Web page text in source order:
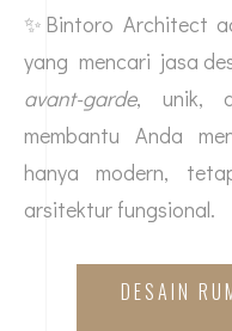
✨Bintoro Architect
yang mencari jasa
avant-garde, unik,
membantu Anda
hanya modern,
arsitektur fungsional.
DESAIN